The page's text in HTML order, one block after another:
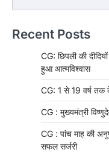
Recent Posts
CG: छिपली की
हुआ आत्मविश्वास
CG: 1 से 19 वर्ष तक
CG : मुख्यमंत्री
CG : पांच माह की
सफल सर्जरी